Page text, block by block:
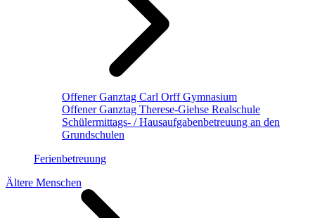
Offener Ganztag Carl Orff Gymnasium
Offener Ganztag Therese-Giehse Realschule
Schülermittags- / Hausaufgabenbetreuung an den
Grundschulen
Ferienbetreuung
Ältere Menschen